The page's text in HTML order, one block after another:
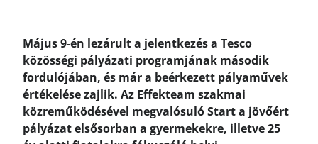
Május 9-én lezárult a jelentkezés a Tesco
közösségi pályázati programjának második
fordulójában, és már a beérkezett pályaművek
értékelése zajlik. Az Effekteam szakmai
közreműködésével megvalósuló Start a jövőért
pályázat elsősorban a gyermekekre, illetve 25